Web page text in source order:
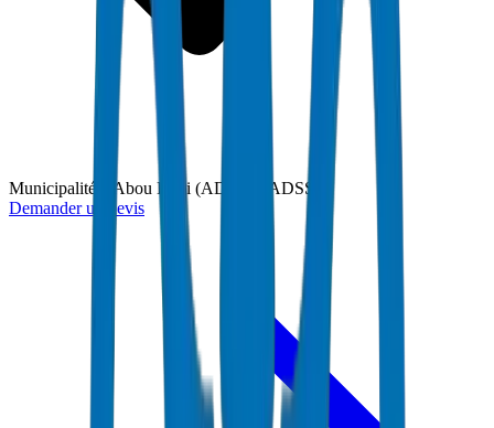
Municipalité d'Abou Dabi (ADM) et ADSSC
Demander un devis